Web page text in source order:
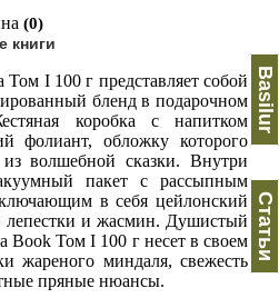
(0)
книги
I 100 г представляет собой
бленд в подарочном
коробка с напитком
фолиант, обложку которого
волшебной сказки. Внутри
пакет с рассыпным
в себя цейлонский
лепестки и жасмин. Душистый
Book Том I 100 г несет в своем
жареного миндаля, свежесть
пряные нюансы.
Basilur
Статьи